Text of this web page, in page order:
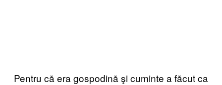
Pentru că era gospodină şi cuminte a făcut ca